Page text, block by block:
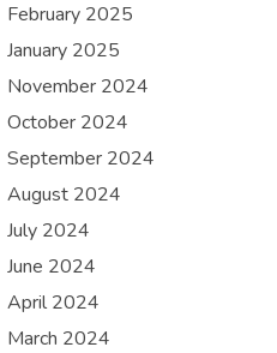
February 2025
January 2025
November 2024
October 2024
September 2024
August 2024
July 2024
June 2024
April 2024
March 2024